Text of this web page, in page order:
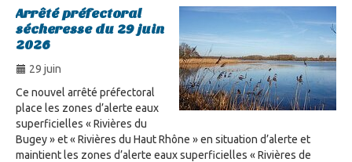
Arrêté préfectoral
sécheresse du 29 juin
2026
29 juin
Ce nouvel arrêté préfectoral
place les zones d’alerte eaux
superficielles « Rivières du
Bugey » et « Rivières du Haut Rhône » en situation d’alerte et
maintient les zones d’alerte eaux superficielles « Rivières de